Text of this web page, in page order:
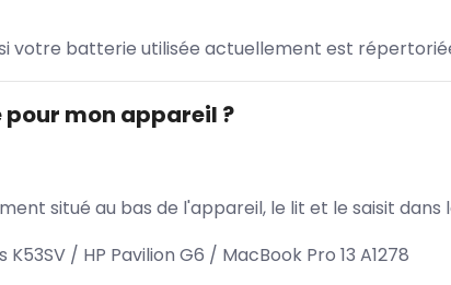
votre batterie utilisée actuellement est
mon appareil ?
situé au bas de l'appareil, le lit et le saisit
/ HP Pavilion G6 / MacBook Pro 13 A1278